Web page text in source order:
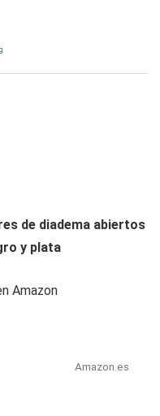
de diadema abiertos
y plata
Amazon
Amazon.es